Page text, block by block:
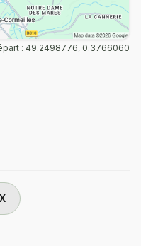
: 49.2498776, 0.3766060